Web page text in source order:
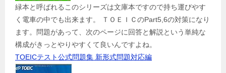
緑本と呼ばれるこのシリーズは文庫本ですので持ち運びやす
く電車の中でも出来ます。 ＴＯＥＩＣのPart5,6の対策になり
ます。問題があって、次のページに回答と解説という単純な
構成がきっとやりやすくて良いんですよね。
TOEICテスト公式問題集 新形式問題対応編